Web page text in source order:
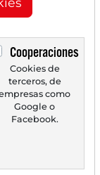
se
el estudio
-
del
en el
de Wall
Cooperaciones
Cookies de
terceros, de
como
Google o
Facebook.